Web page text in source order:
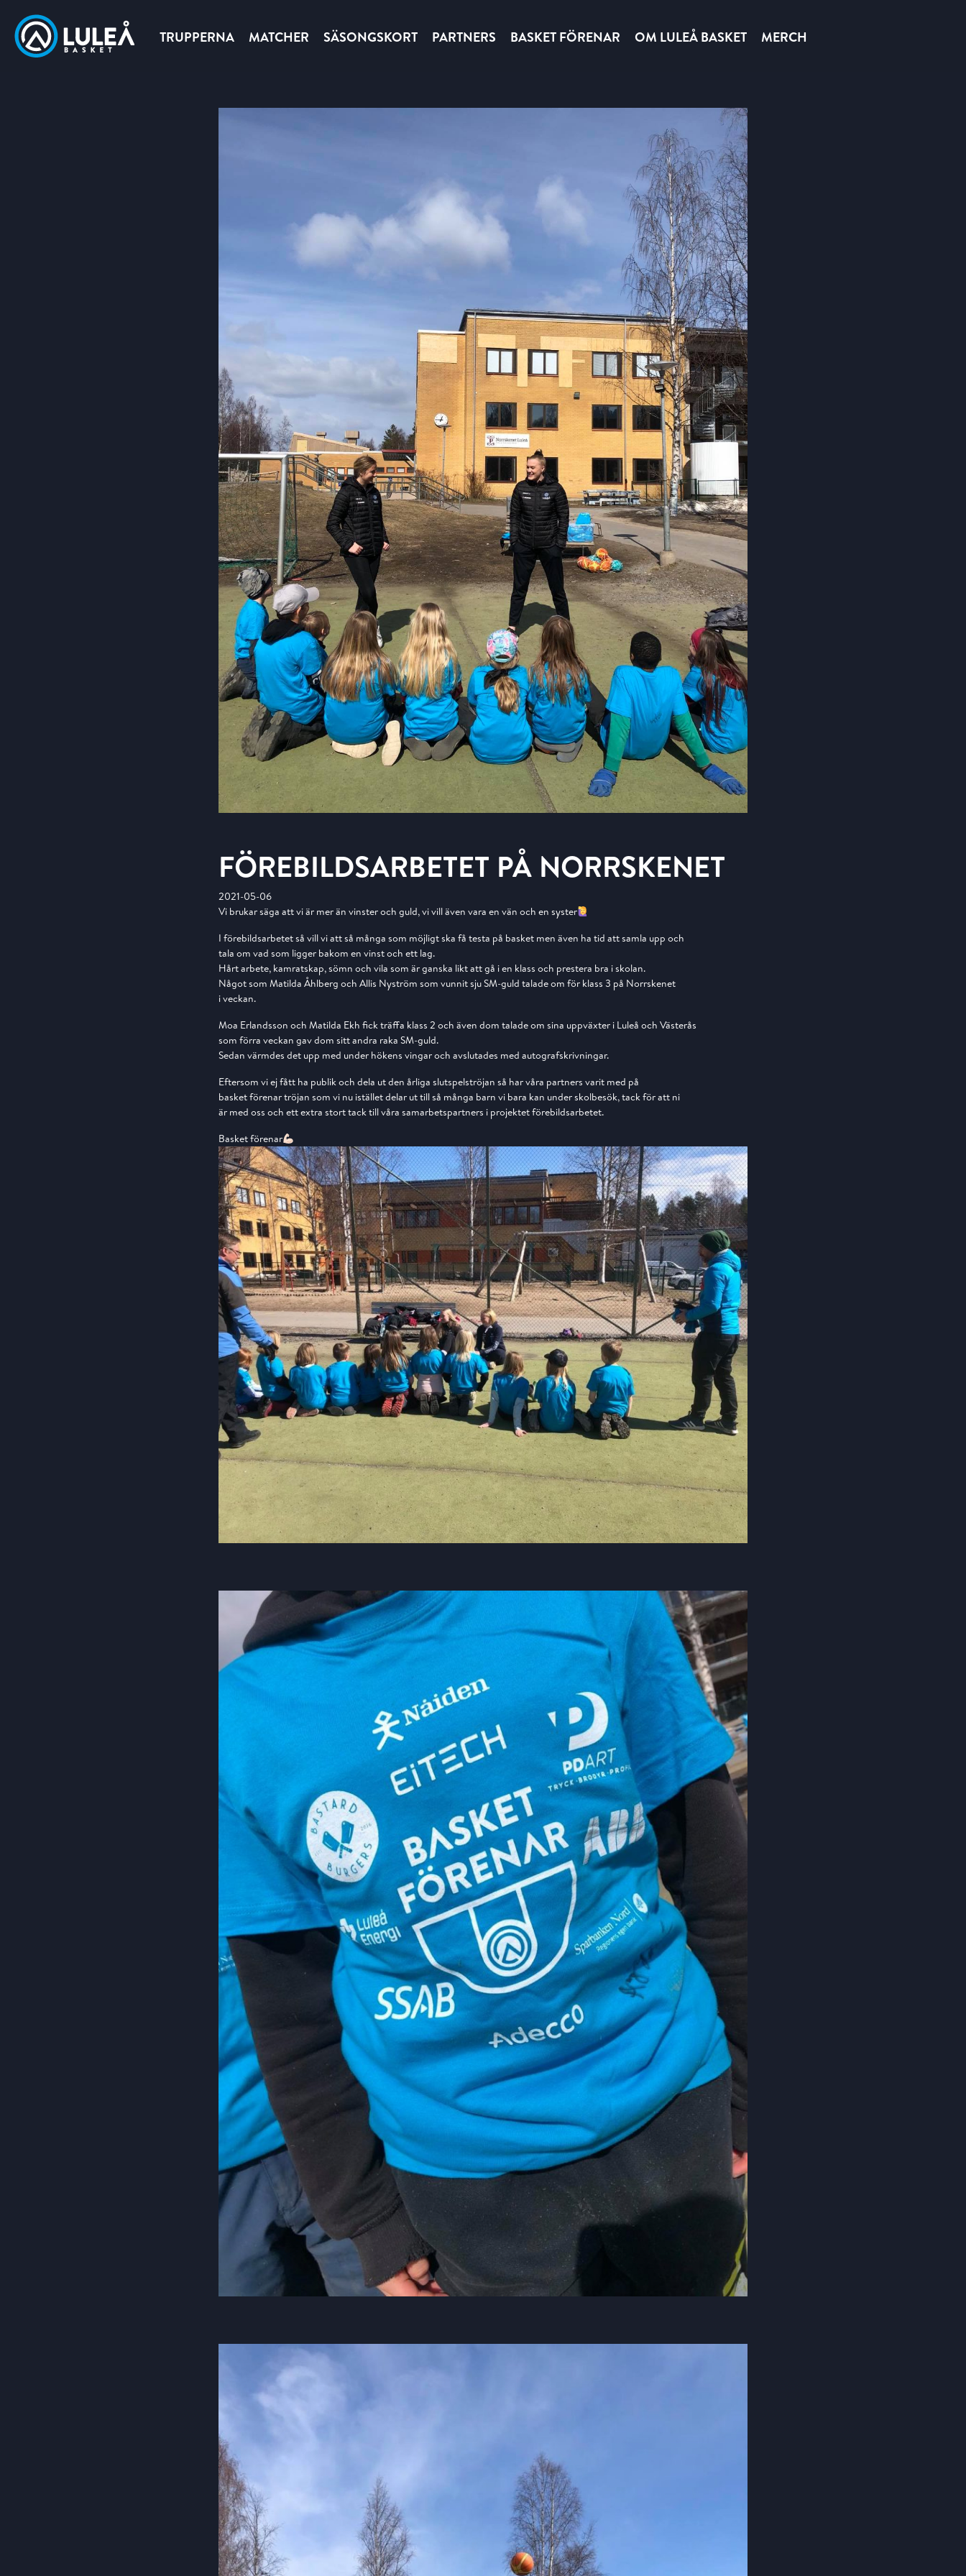
TRUPPERNA MATCHER SÄSONGSKORT PARTNERS BASKET FÖRENAR OM LULEÅ BASKET MERCH
FÖREBILDSARBETET PÅ NORRSKENET
2021-05-06
Vi brukar säga att vi är mer än vinster och guld, vi vill även vara en vän och en syster
I förebildsarbetet så vill vi att så många som möjligt ska få testa på basket men även ha tid att samla upp och
tala om vad som ligger bakom en vinst och ett lag.
Hårt arbete, kamratskap, sömn och vila som är ganska likt att gå i en klass och prestera bra i skolan.
Något som Matilda Åhlberg och Allis Nyström som vunnit sju SM-guld talade om för klass 3 på Norrskenet
i veckan.
Moa Erlandsson och Matilda Ekh fick träffa klass 2 och även dom talade om sina uppväxter i Luleå och Västerås
som förra veckan gav dom sitt andra raka SM-guld.
Sedan värmdes det upp med under hökens vingar och avslutades med autografskrivningar.
Eftersom vi ej fått ha publik och dela ut den årliga slutspelströjan så har våra partners varit med på
basket förenar tröjan som vi nu istället delar ut till så många barn vi bara kan under skolbesök, tack för att ni
är med oss och ett extra stort tack till våra samarbetspartners i projektet förebildsarbetet.
Basket förenar